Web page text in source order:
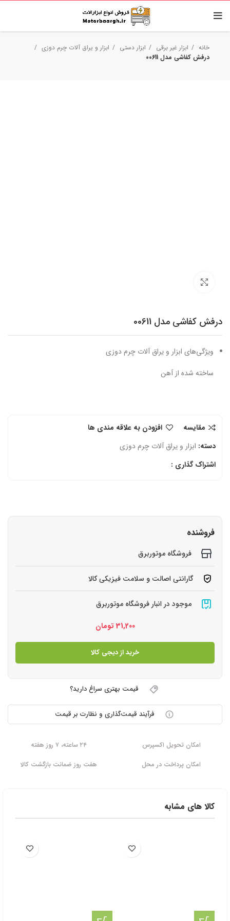
خانه ابزار غیر برقی ابزار دستی
ابزار و یراق آلات چرم دوزی
درفش کفاشی مدل 00611
درفش کفاشی مدل 00611
ویژگی‌های ابزار و یراق آلات چرم دوزی
ساخته شده از آهن
مقایسه
افزودن به علاقه مندی ها
دسته: ابزار و یراق آلات چرم دوزی
اشتراک گذاری :
فروشنده
فروشگاه موتوربرق
گارانتی اصالت و سلامت فیزیکی کالا
موجود در انبار فروشگاه موتوربرق
31,200 تومان
خرید از دیجی کالا
قیمت بهتری سراغ دارید؟
فرآیند قیمت‌گذاری و نظارت بر قیمت
امکان تحویل اکسپرس
۲۴ ساعته، ۷ روز هفته
امکان پرداخت در محل
هفت روز ضمانت بازگشت کالا
کالا های مشابه